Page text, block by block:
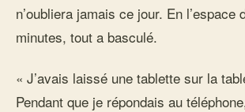
n’oubliera jamais ce jour. En l’espace
minutes, tout a basculé.
« J’avais laissé une tablette sur la
Pendant que je répondais au